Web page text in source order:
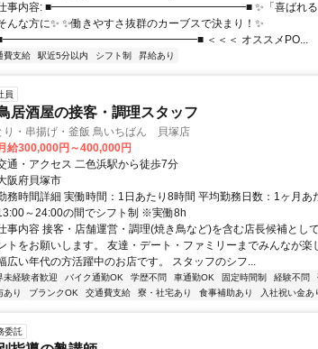
事内容: ■━━━━━━━━━━━━━━━━━━■ ✨「喜ばれる仕
んな方に✨ ✨働きやすさ抜群のカーブスで決まり！✨
＜＜＜ オススメPO...
費支給 駅近5分以内 シフト制 昇給あり
員
居酒屋の接客・調理スタッフ
り・串揚げ・釜飯 鳥いちばん 貝塚店
給300,000円～400,000円
通・アクセス 二色浜駅から徒歩7分
阪府貝塚市
務時間詳細 実働時間：1日あたり8時間 平均勤務日数：1ヶ月あ
～24:00の間でシフト制 ※実働8h
事内容 接客・店舗運営・調理(焼き鳥など)を含む店長候補とし
トをお願いします。 友達・デート・ファミリーまでみんなが楽
広い年代の方活躍中のお店です。 スタッフのシフ...
未経験者歓迎 バイク通勤OK 学歴不問 車通勤OK 固定時間制 経験不問
あり
ブランクOK 交通費支給 寮・社宅あり 食事補助あり 入社祝い金あ
委託